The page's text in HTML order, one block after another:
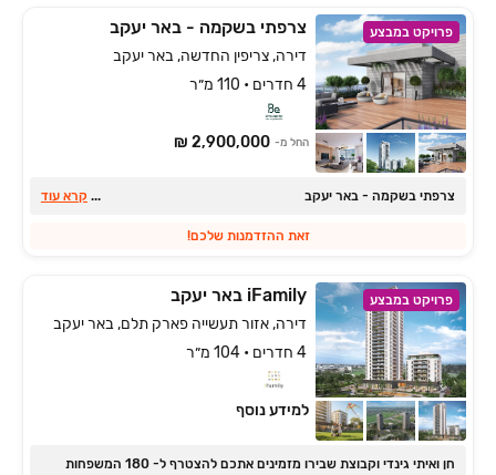
פרויקט במבצע צרפתי בשקמה - באר יעקב
דירה, צריפין החדשה, באר יעקב
4 חדרים • 110 מ״ר
החל מ- 2,900,000 ₪
צרפתי בשקמה - באר יעקב ... קרא עוד
זאת ההזדמנות שלכם!
פרויקט במבצע iFamily באר יעקב
דירה, אזור תעשייה פארק תלם, באר יעקב
4 חדרים • 104 מ״ר
למידע נוסף
חן ואיתי גינדי וקבוצת שבירו מזמינים אתכם להצטרף ל- 180 המשפחות